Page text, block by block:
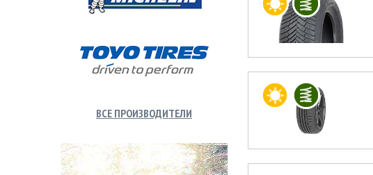
ВСЕ ПРОИЗВОДИТЕЛИ